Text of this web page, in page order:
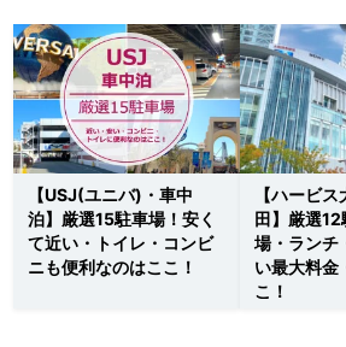
【USJ(ユニバ)・車中
泊】厳選15駐車場！安く
て近い・トイレ・コンビ
ニも便利なのはここ！
【ハービ
田】厳選
場・ランチ
い最大料金
こ！